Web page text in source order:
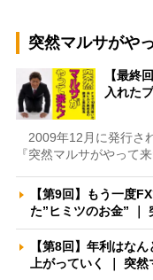
突然マルサがや
【最終
入れた
2009年12月に発行さ
『突然マルサがやって
【第9回】もう一度
た”ヒミツのお金” ｜
【第8回】年利はな
上がっていく ｜ 突